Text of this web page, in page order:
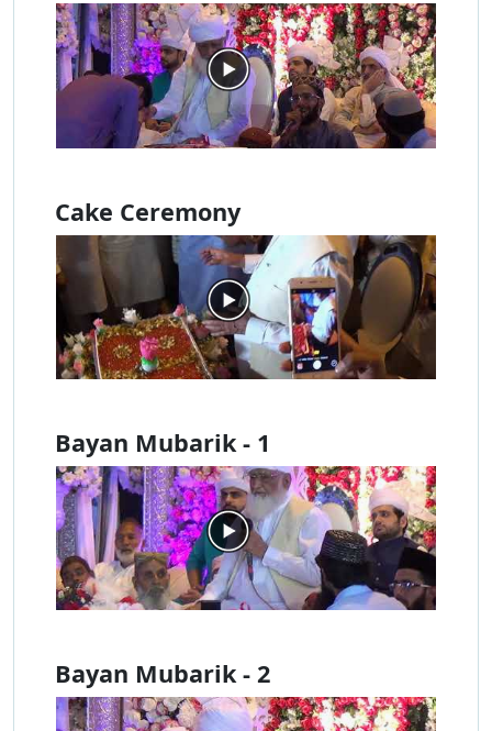
Cake Ceremony
Bayan Mubarik - 1
Bayan Mubarik - 2